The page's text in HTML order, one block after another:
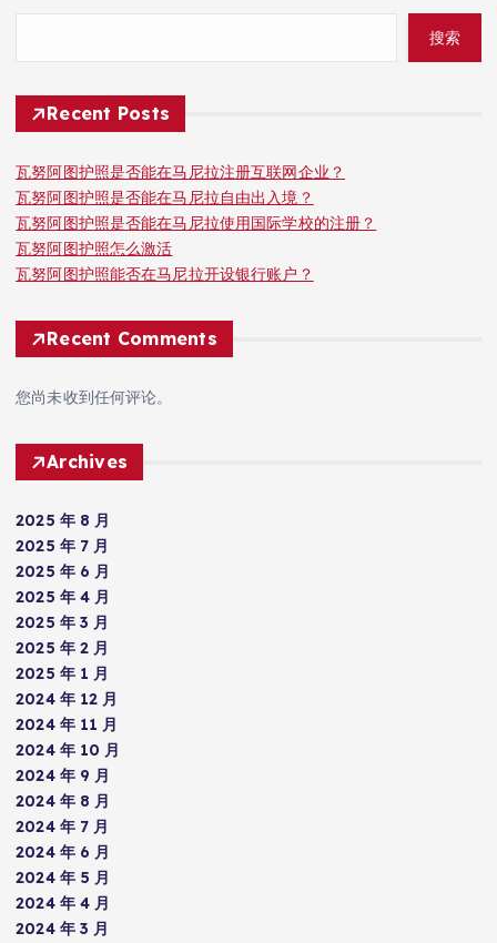
搜索
Recent Posts
瓦努阿图护照是否能在马尼拉注册互联网企业？
瓦努阿图护照是否能在马尼拉自由出入境？
瓦努阿图护照是否能在马尼拉使用国际学校的注册？
瓦努阿图护照怎么激活
瓦努阿图护照能否在马尼拉开设银行账户？
Recent Comments
您尚未收到任何评论。
Archives
2025 年 8 月
2025 年 7 月
2025 年 6 月
2025 年 4 月
2025 年 3 月
2025 年 2 月
2025 年 1 月
2024 年 12 月
2024 年 11 月
2024 年 10 月
2024 年 9 月
2024 年 8 月
2024 年 7 月
2024 年 6 月
2024 年 5 月
2024 年 4 月
2024 年 3 月